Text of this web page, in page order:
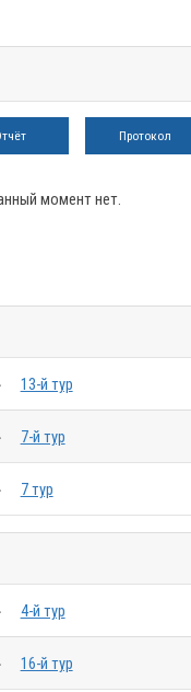
Протокол
момент нет.
13-й тур
7-й тур
7 тур
4-й тур
16-й тур